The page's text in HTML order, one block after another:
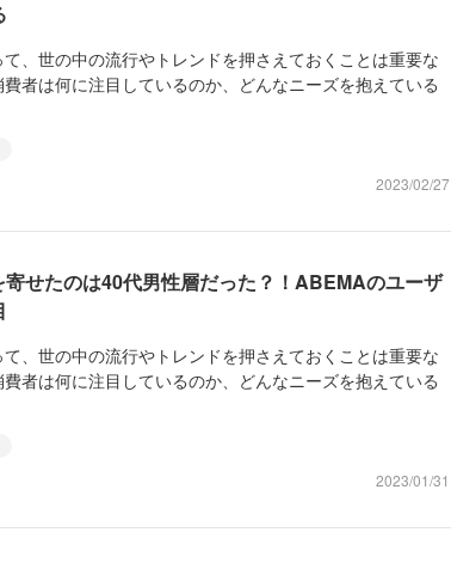
、世の中の流行やトレンドを押さえておくことは重要な
者は何に注目しているのか、どんなニーズを抱えている
2023/02/27
せたのは40代男性層だった？！ABEMAのユーザ
、世の中の流行やトレンドを押さえておくことは重要な
者は何に注目しているのか、どんなニーズを抱えている
2023/01/31